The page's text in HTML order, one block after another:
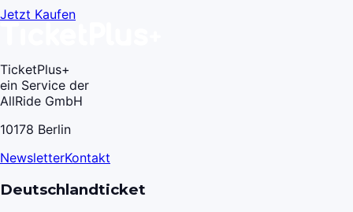
Jetzt Kaufen
TicketPlus+
ein Service der
AllRide GmbH
10178 Berlin
NewsletterKontakt
Deutschlandticket